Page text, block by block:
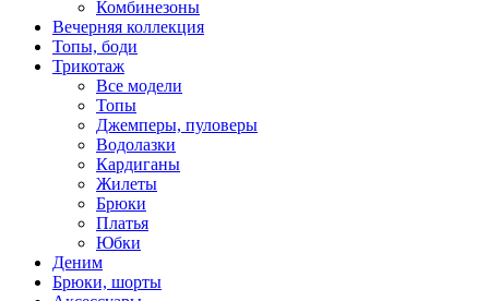
Комбинезоны
Вечерняя коллекция
Топы, боди
Трикотаж
Все модели
Топы
Джемперы, пуловеры
Водолазки
Кардиганы
Жилеты
Брюки
Платья
Юбки
Деним
Брюки, шорты